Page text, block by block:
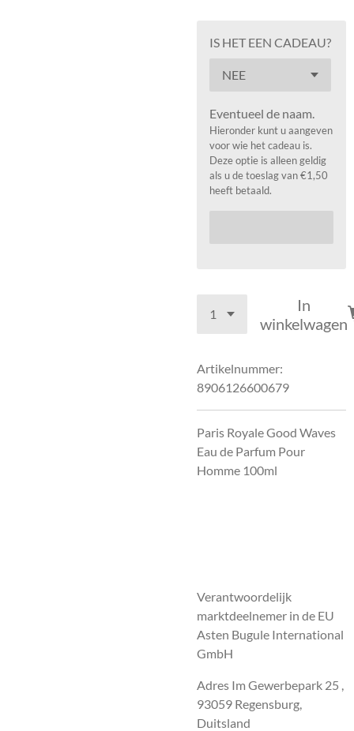
IS HET EEN CADEAU?
Eventueel de naam.
Hieronder kunt u aangeven
voor wie het cadeau is.
Deze optie is alleen geldig
als u de toeslag van €1,50
heeft betaald.
In
winkelwagen
Artikelnummer:
8906126600679
Paris Royale Good Waves
Eau de Parfum Pour
Homme 100ml
Verantwoordelijk
marktdeelnemer in de EU
Asten Bugule International
GmbH
Adres Im Gewerbepark 25 ,
93059 Regensburg,
Duitsland